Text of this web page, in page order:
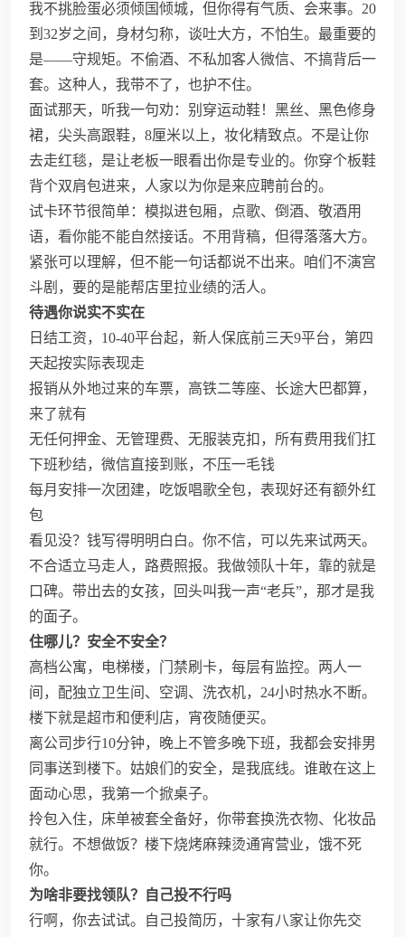
我不挑脸蛋必须倾国倾城，但你得有气质、会来事。20
到32岁之间，身材匀称，谈吐大方，不怕生。最重要的
是——守规矩。不偷酒、不私加客人微信、不搞背后一
套。这种人，我带不了，也护不住。
面试那天，听我一句劝：别穿运动鞋！黑丝、黑色修身
裙，尖头高跟鞋，8厘米以上，妆化精致点。不是让你
去走红毯，是让老板一眼看出你是专业的。你穿个板鞋
背个双肩包进来，人家以为你是来应聘前台的。
试卡环节很简单：模拟进包厢，点歌、倒酒、敬酒用
语，看你能不能自然接话。不用背稿，但得落落大方。
紧张可以理解，但不能一句话都说不出来。咱们不演宫
斗剧，要的是能帮店里拉业绩的活人。
待遇你说实不实在
日结工资，10-40平台起，新人保底前三天9平台，第四
天起按实际表现走
报销从外地过来的车票，高铁二等座、长途大巴都算，
来了就有
无任何押金、无管理费、无服装克扣，所有费用我们扛
下班秒结，微信直接到账，不压一毛钱
每月安排一次团建，吃饭唱歌全包，表现好还有额外红
包
看见没？钱写得明明白白。你不信，可以先来试两天。
不合适立马走人，路费照报。我做领队十年，靠的就是
口碑。带出去的女孩，回头叫我一声“老兵”，那才是我
的面子。
住哪儿？安全不安全？
高档公寓，电梯楼，门禁刷卡，每层有监控。两人一
间，配独立卫生间、空调、洗衣机，24小时热水不断。
楼下就是超市和便利店，宵夜随便买。
离公司步行10分钟，晚上不管多晚下班，我都会安排男
同事送到楼下。姑娘们的安全，是我底线。谁敢在这上
面动心思，我第一个掀桌子。
拎包入住，床单被套全备好，你带套换洗衣物、化妆品
就行。不想做饭？楼下烧烤麻辣烫通宵营业，饿不死
你。
为啥非要找领队？自己投不行吗
行啊，你去试试。自己投简历，十家有八家让你先交